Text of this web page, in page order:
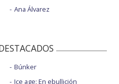
Ana Álvarez
Búnker
Ice age: En ebullición